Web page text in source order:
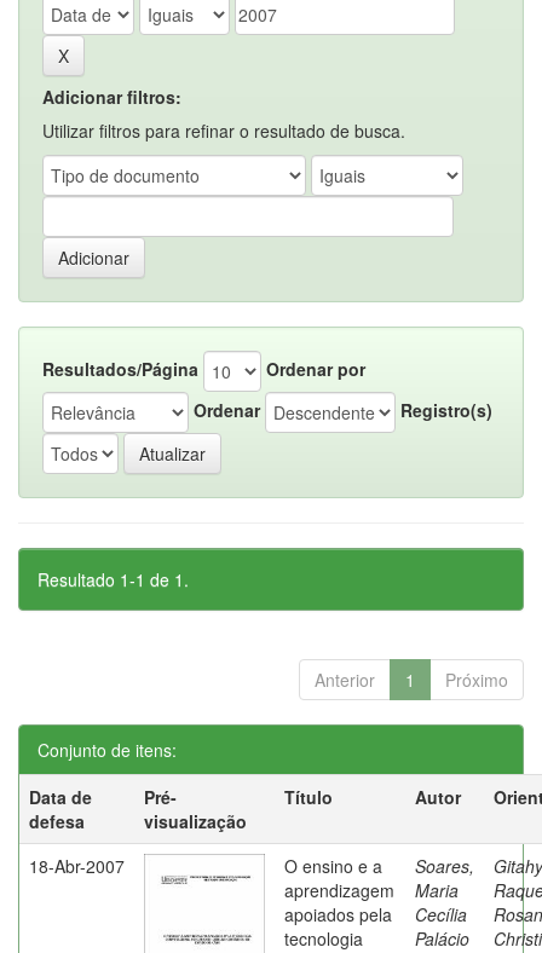
Adicionar filtros:
Utilizar filtros para refinar o resultado de busca.
Resultados/Página
Ordenar por
Ordenar
Registro(s)
Resultado 1-1 de 1.
Anterior 1 Próximo
Conjunto de itens:
Data de
defesa
Pré-
visualização
Título Autor
18-Abr-2007
O ensino e a
aprendizagem
apoiados pela
tecnologia
Soares,
Maria
Cecília
Palácio
Rosan